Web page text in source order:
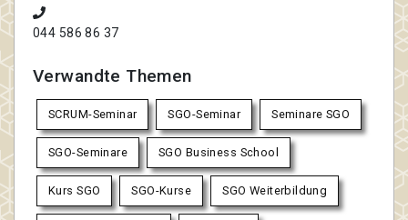
044 586 86 37
Verwandte Themen
SCRUM-Seminar SGO-Seminar Seminare SGO
SGO-Seminare SGO Business School
Kurs SGO SGO-Kurse SGO Weiterbildung